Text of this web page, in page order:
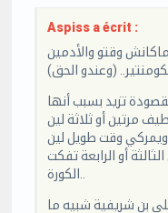
Aspiss a écrit :
وقتو والأدمين
(وعندو الحق)
تزيد بسبب أنها
مرتين أو ثلاثة لين
وقت طويل لين
أو الرابعة تفكت
بن شريفية شبيه ما